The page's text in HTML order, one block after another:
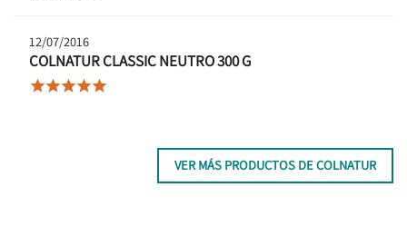
12/07/2016
COLNATUR CLASSIC NEUTRO 300 G

VER MÁS PRODUCTOS DE COLNATUR